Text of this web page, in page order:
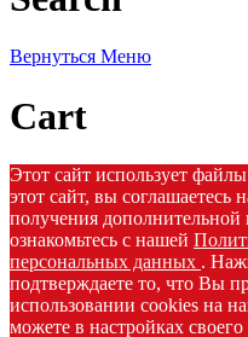
Вернуться Меню
Cart
Этот сайт использует
этот сайт, вы соглашаетесь
получения
ознакомьтесь с нашей
персональных данных .
подтверждаете то, что Вы
использовании cookies на
можете в настройках своего